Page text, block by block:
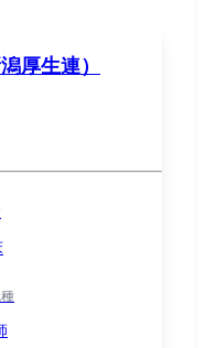
厚生連）